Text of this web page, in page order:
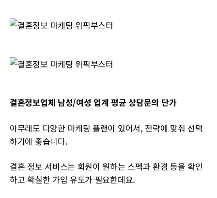
결혼정보업체 남성/여성 업계 평균 상담문의 단가
아무래도 다양한 마케팅 플랜이 있어서, 전략에 맞춰 선택
하기에 좋습니다.
결혼 정보 서비스는 회원이 원하는 스펙과 환경 등을 확인
하고 확실한 가입 유도가 필요한데요.